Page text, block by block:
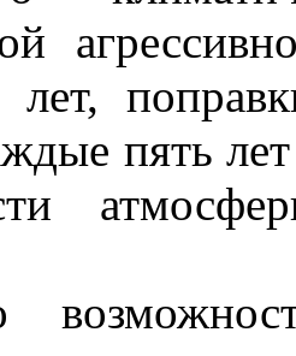
лет,
пять